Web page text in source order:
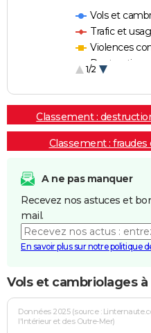
Vols et
Trafic et
Violences
Destructions
1/2
Classement :
Classement :
A ne pas manquer
Recevez nos astuces et
mail.
En savoir plus sur notre politique
Vols et cambriolages
Données 2025 (source :
l'Intérieur et des Outre-Mer)